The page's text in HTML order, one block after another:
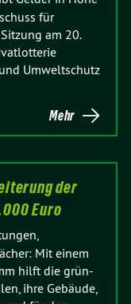
für
am 20.
Umweltschutz
Mehr
der
Euro
Mit einem
hilft die grün-
ihre Gebäude,